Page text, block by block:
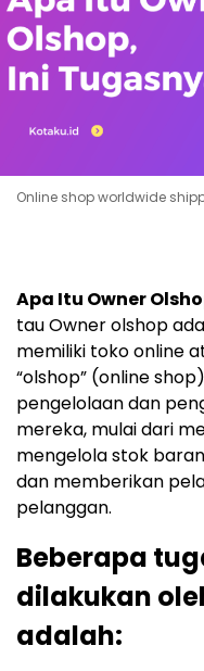
Online shop worldwide
Apa Itu Owner
tau Owner olshop
memiliki toko online
“olshop” (online
pengelolaan dan
mereka, mulai dari
mengelola stok
dan memberikan
pelanggan.
Beberapa
dilakukan
adalah: